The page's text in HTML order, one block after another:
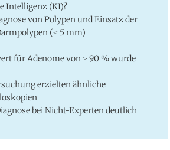
Intelligenz (KI)?
von Polypen und Einsatz der
(≤ 5 mm)
für Adenome von ≥ 90 % wurde
erzielten ähnliche
bei Nicht-Experten deutlich